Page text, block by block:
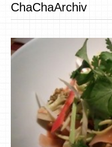
ChaChaArchiv